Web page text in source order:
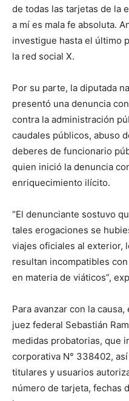
de todas las tarjetas de la
a mí es mala fe absoluta.
investigue hasta el último
la red social X.
Por su parte, la diputada
presentó una denuncia
contra la administración
caudales públicos, abuso
deberes de funcionario
quien inició la denuncia
enriquecimiento ilícito.
“El denunciante sostuvo
tales erogaciones se
viajes oficiales al exterior,
resultan incompatibles
en materia de viáticos”,
Para avanzar con la
juez federal Sebastián
medidas probatorias, que
corporativa N° 338402,
titulares y usuarios
número de tarjeta, fechas